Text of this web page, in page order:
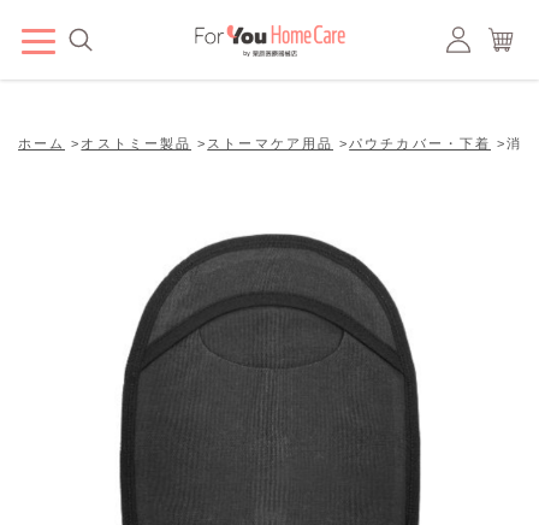
ホーム > オストミー製品 > ストーマケア用品 > パウチカバー・下着 >消